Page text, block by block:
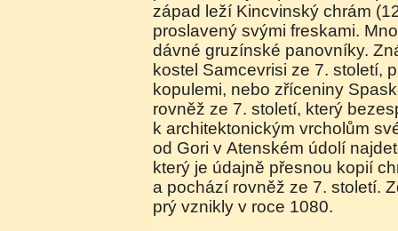
západ leží Kincvinský chrám
proslavený svými freskami.
dávné gruzínské panovníky.
kostel Samcevrisi ze 7. století,
kopulemi, nebo zříceniny
rovněž ze 7. století, který
k architektonickým vrcholům
od Gori v Atenském údolí
který je údajně přesnou kopií
a pochází rovněž ze 7. století.
prý vznikly v roce 1080.